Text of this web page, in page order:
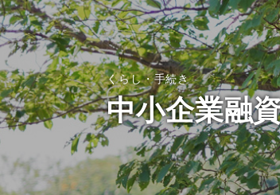
くらし・手続き
中小企業融